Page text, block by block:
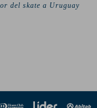
del skate a Uruguay